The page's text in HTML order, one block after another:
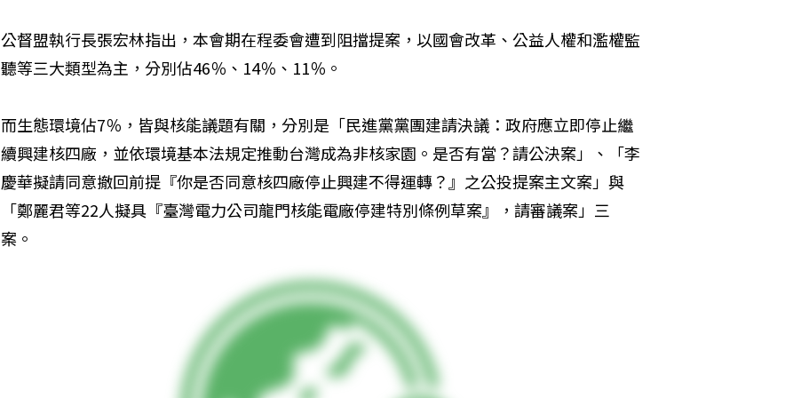
公督盟執行長張宏林指出，本會期在程委會遭到阻擋提案，以國會改革、公益人權和濫權監
聽等三大類型為主，分別佔46％、14％、11％。
而生態環境佔7％，皆與核能議題有關，分別是「民進黨黨團建請決議：政府應立即停止繼
續興建核四廠，並依環境基本法規定推動台灣成為非核家園。是否有當？請公決案」、「李
慶華擬請同意撤回前提『你是否同意核四廠停止興建不得運轉？』之公投提案主文案」與
「鄭麗君等22人擬具『臺灣電力公司龍門核能電廠停建特別條例草案』，請審議案」三
案。